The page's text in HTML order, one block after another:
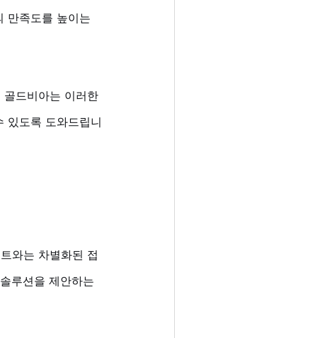
만족도를 높이는
드비아는 이러한
있도록 도와드립니
와는 차별화된 접
루션을 제안하는